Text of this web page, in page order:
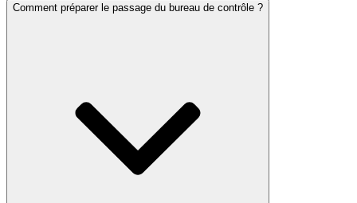
Comment préparer le passage du bureau de contrôle ?